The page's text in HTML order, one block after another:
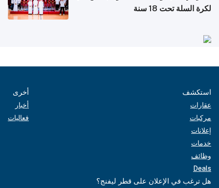
لكرة السلة تحت 18 سنة
استكشف
عقارات
مركبات
إعلانات
خدمات
وظائف
Deals
أخرى
أخبار
فعاليات
هل ترغب في الإعلان على قطر ليفنج؟